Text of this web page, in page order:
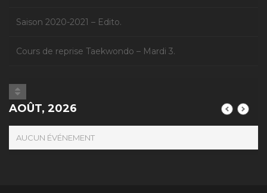
Saison 2020-2021 – Edito.
Cours de reprise Taekwondo – Mardi 3.
AOÛT, 2026
AUCUN ÉVÉNEMENT